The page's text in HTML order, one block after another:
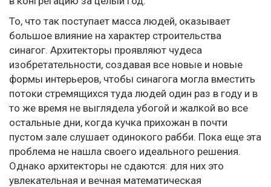
То, что так поступает масса людей, оказывает
большое влияние на характер строительства
синагог. Архитекторы проявляют чудеса
изобретательности, создавая все новые и новые
формы интерьеров, чтобы синагога могла вместить
потоки стремящихся туда людей один раз в году и в
то же время не выглядела убогой и жалкой во все
остальные дни, когда кучка прихожан в почти
пустом зале слушает одинокого рабби. Пока еще эта
проблема не нашла своего идеального решения.
Однако архитекторы не сдаются: для них это
увлекательная и вечная математическая